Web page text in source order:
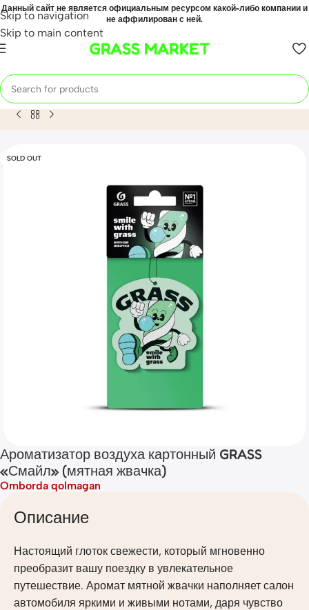
Skip to navigation
Skip to main content
Данный сайт не является официальным ресурсом какой-либо компании и
не аффилирован с ней.
GRASS MARKET
Home Mahsulot Ароматизатор воздуха картонный
SOLD OUT
Ароматизатор воздуха картонный GRASS
«Смайл» (мятная жвачка)
Omborda qolmagan
Описание
Настоящий глоток свежести, который мгновенно
преобразит вашу поездку в увлекательное
путешествие. Аромат мятной жвачки наполняет салон
автомобиля яркими и живыми нотами, даря чувство